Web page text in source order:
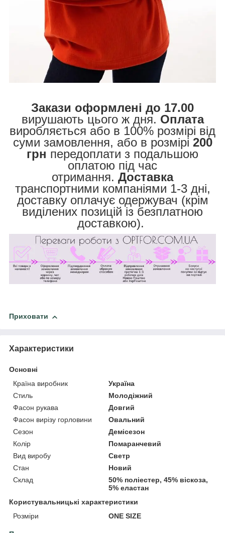
Закази оформлені до 17.00
вирушають цього ж дня. Оплата
виробляється або в 100% розмірі від
суми замовлення, або в розмірі 200
грн передоплати з подальшою
оплатою під час
отримання. Доставка
транспортними компаніями 1-3 дні,
доставку оплачує одержувач (крім
виділених позицій із безплатною
доставкою).
Приховати
Характеристики
Основні
Країна виробник
Україна
Стиль
Молодіжний
Фасон рукава
Довгий
Фасон вирізу горловини
Овальний
Сезон
Демісезон
Колір
Помаранчевий
Вид виробу
Светр
Стан
Новий
Склад
50% поліестер, 45% віскоза,
5% еластан
Користувальницькі характеристики
Розміри
ONE SIZE